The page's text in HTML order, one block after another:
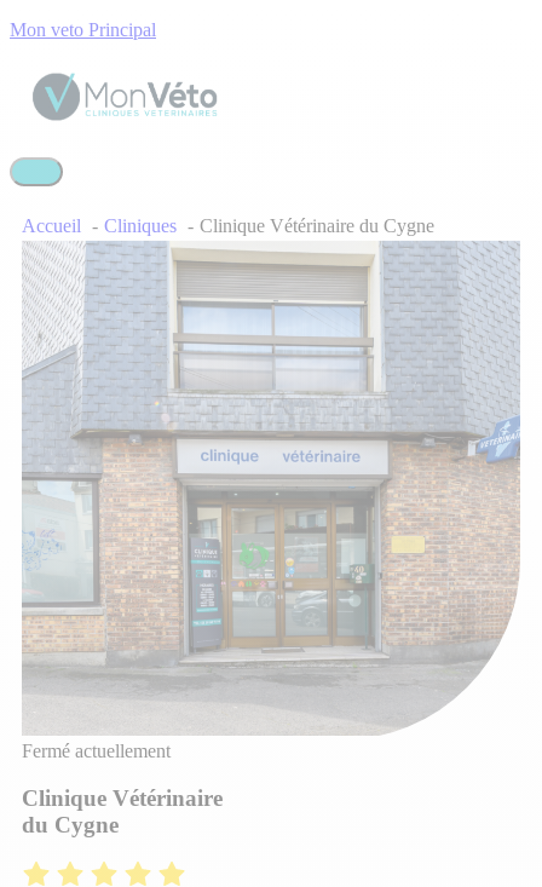
Mon veto Principal
Accueil Cliniques Clinique Vétérinaire du Cygne
Fermé actuellement
Clinique Vétérinaire
du Cygne